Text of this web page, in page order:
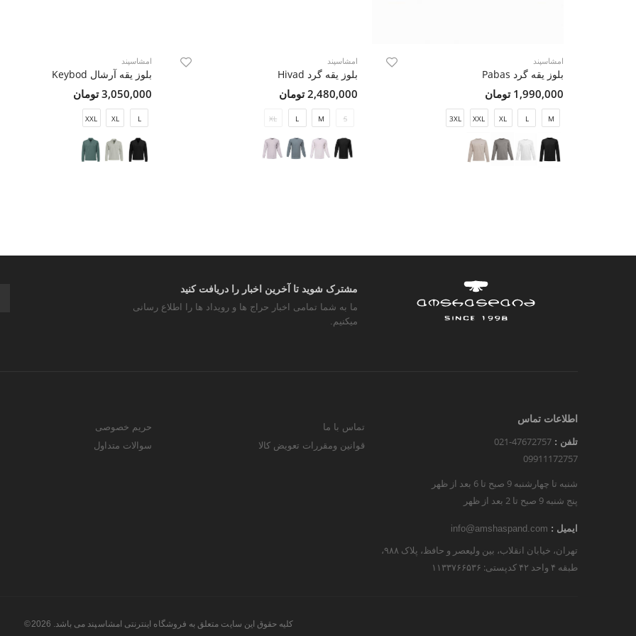
امشاسپند
بلوز یقه گرد Pabas
1,990,000 تومان
M
L
XL
XXL
3XL
امشاسپند
بلوز یقه گرد Hivad
2,480,000 تومان
S
M
L
XL
امشاسپند
بلوز یقه آرشال Keybod
3,050,000 تومان
L
XL
XXL
مشترک شوید تا آخرین اخبار را دریافت کنید
ما به شما تمامی اخبار حراج ها و رویداد ها را اطلاع رسانی
میکنیم.
اطلاعات تماس
تلفن : 021-47672757
09911172757
شنبه تا چهارشنبه 9 صبح تا 6 بعد از ظهر
پنج شنبه 9 صبح تا 2 بعد از ظهر
ایمیل : info@amshaspand.com
تهران، خیابان انقلاب، بین ولیعصر و حافظ، پلاک ۹۸۸،
طبقه ۴ واحد ۴۲ کدپستی: ۱۱۳۳۷۶۶۵۳۶
تماس با ما
قوانین ومقررات تعویض کالا
حریم خصوصی
سوالات متداول
کلیه حقوق این سایت متعلق به فروشگاه اینترنتی امشاسپند می باشد. 2026©